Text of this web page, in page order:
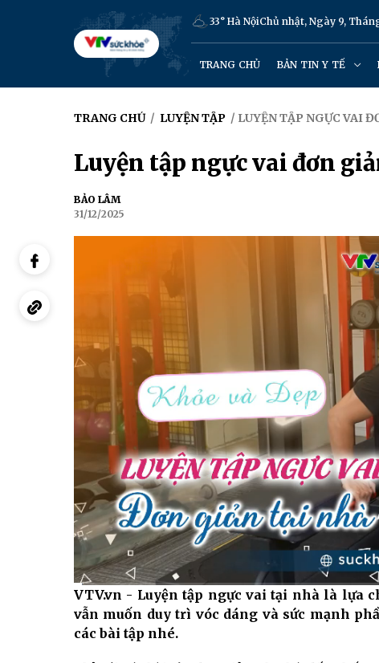
33° Hà NộiChủ nhật, Ngày 9,
TRANG CHỦ BẢN TIN Y TẾ
TRANG CHỦ / LUYỆN TẬP / LUYỆN TẬP NGỰC VAI
Luyện tập ngực vai đơn
BẢO LÂM
31/12/2025
Current
Time
0:01 / Duration
2:24
VTV.vn - Luyện tập ngực vai tại nhà là lựa
vẫn muốn duy trì vóc dáng và sức mạnh
các bài tập nhé.